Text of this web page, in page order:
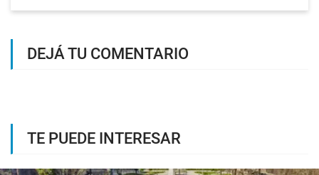
DEJÁ TU COMENTARIO
TE PUEDE INTERESAR